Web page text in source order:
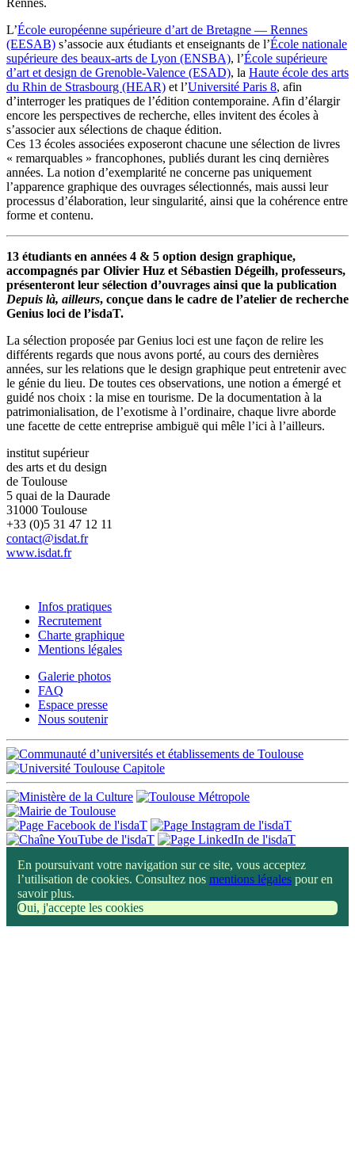
Rennes.
L’École européenne supérieure d’art de Bretagne — Rennes
(EESAB) s’associe aux étudiants et enseignants de l’École nationale
supérieure des beaux-arts de Lyon (ENSBA), l’École supérieure
d’art et design de Grenoble-Valence (ESAD), la Haute école des arts
du Rhin de Strasbourg (HEAR) et l’Université Paris 8, afin
d’interroger les pratiques de l’édition contemporaine. Afin d’élargir
encore les perspectives de recherche, elles invitent des écoles à
s’associer aux sélections de chaque édition.
Ces 13 écoles associées exposeront chacune une sélection de livres
« remarquables » francophones, publiés durant les cinq dernières
années. La notion d’exemplarité ne concerne pas uniquement
l’apparence graphique des ouvrages sélectionnés, mais aussi leur
processus d’élaboration, leur singularité, ainsi que la cohérence entre
forme et contenu.
13 étudiants en années 4 & 5 option design graphique,
accompagnés par Olivier Huz et Sébastien Dégeilh, professeurs,
présenteront leur sélection d’ouvrages ainsi que la publication
Depuis là, ailleurs, conçue dans le cadre de l’atelier de recherche
Genius loci de l’isdaT.
La sélection proposée par Genius loci est une façon de relire les
différents regards que nous avons porté, au cours des dernières
années, sur les relations que le design graphique peut entretenir avec
le génie du lieu. De toutes ces observations, une notion a émergé et
guidé nos choix : la mise en tourisme. De la documentation à la
patrimonialisation, de l’exotisme à l’ordinaire, chaque livre aborde
une facette de cette entreprise ambiguë qui mêle l’ici à l’ailleurs.
institut supérieur
des arts et du design
de Toulouse
5 quai de la Daurade
31000 Toulouse
+33 (0)5 31 47 12 11
contact@isdat.fr
www.isdat.fr
Infos pratiques
Recrutement
Charte graphique
Mentions légales
Galerie photos
FAQ
Espace presse
Nous soutenir
En poursuivant votre navigation sur ce site, vous acceptez
l’utilisation de cookies. Consultez nos mentions légales pour en
savoir plus.
Oui, j'accepte les cookies